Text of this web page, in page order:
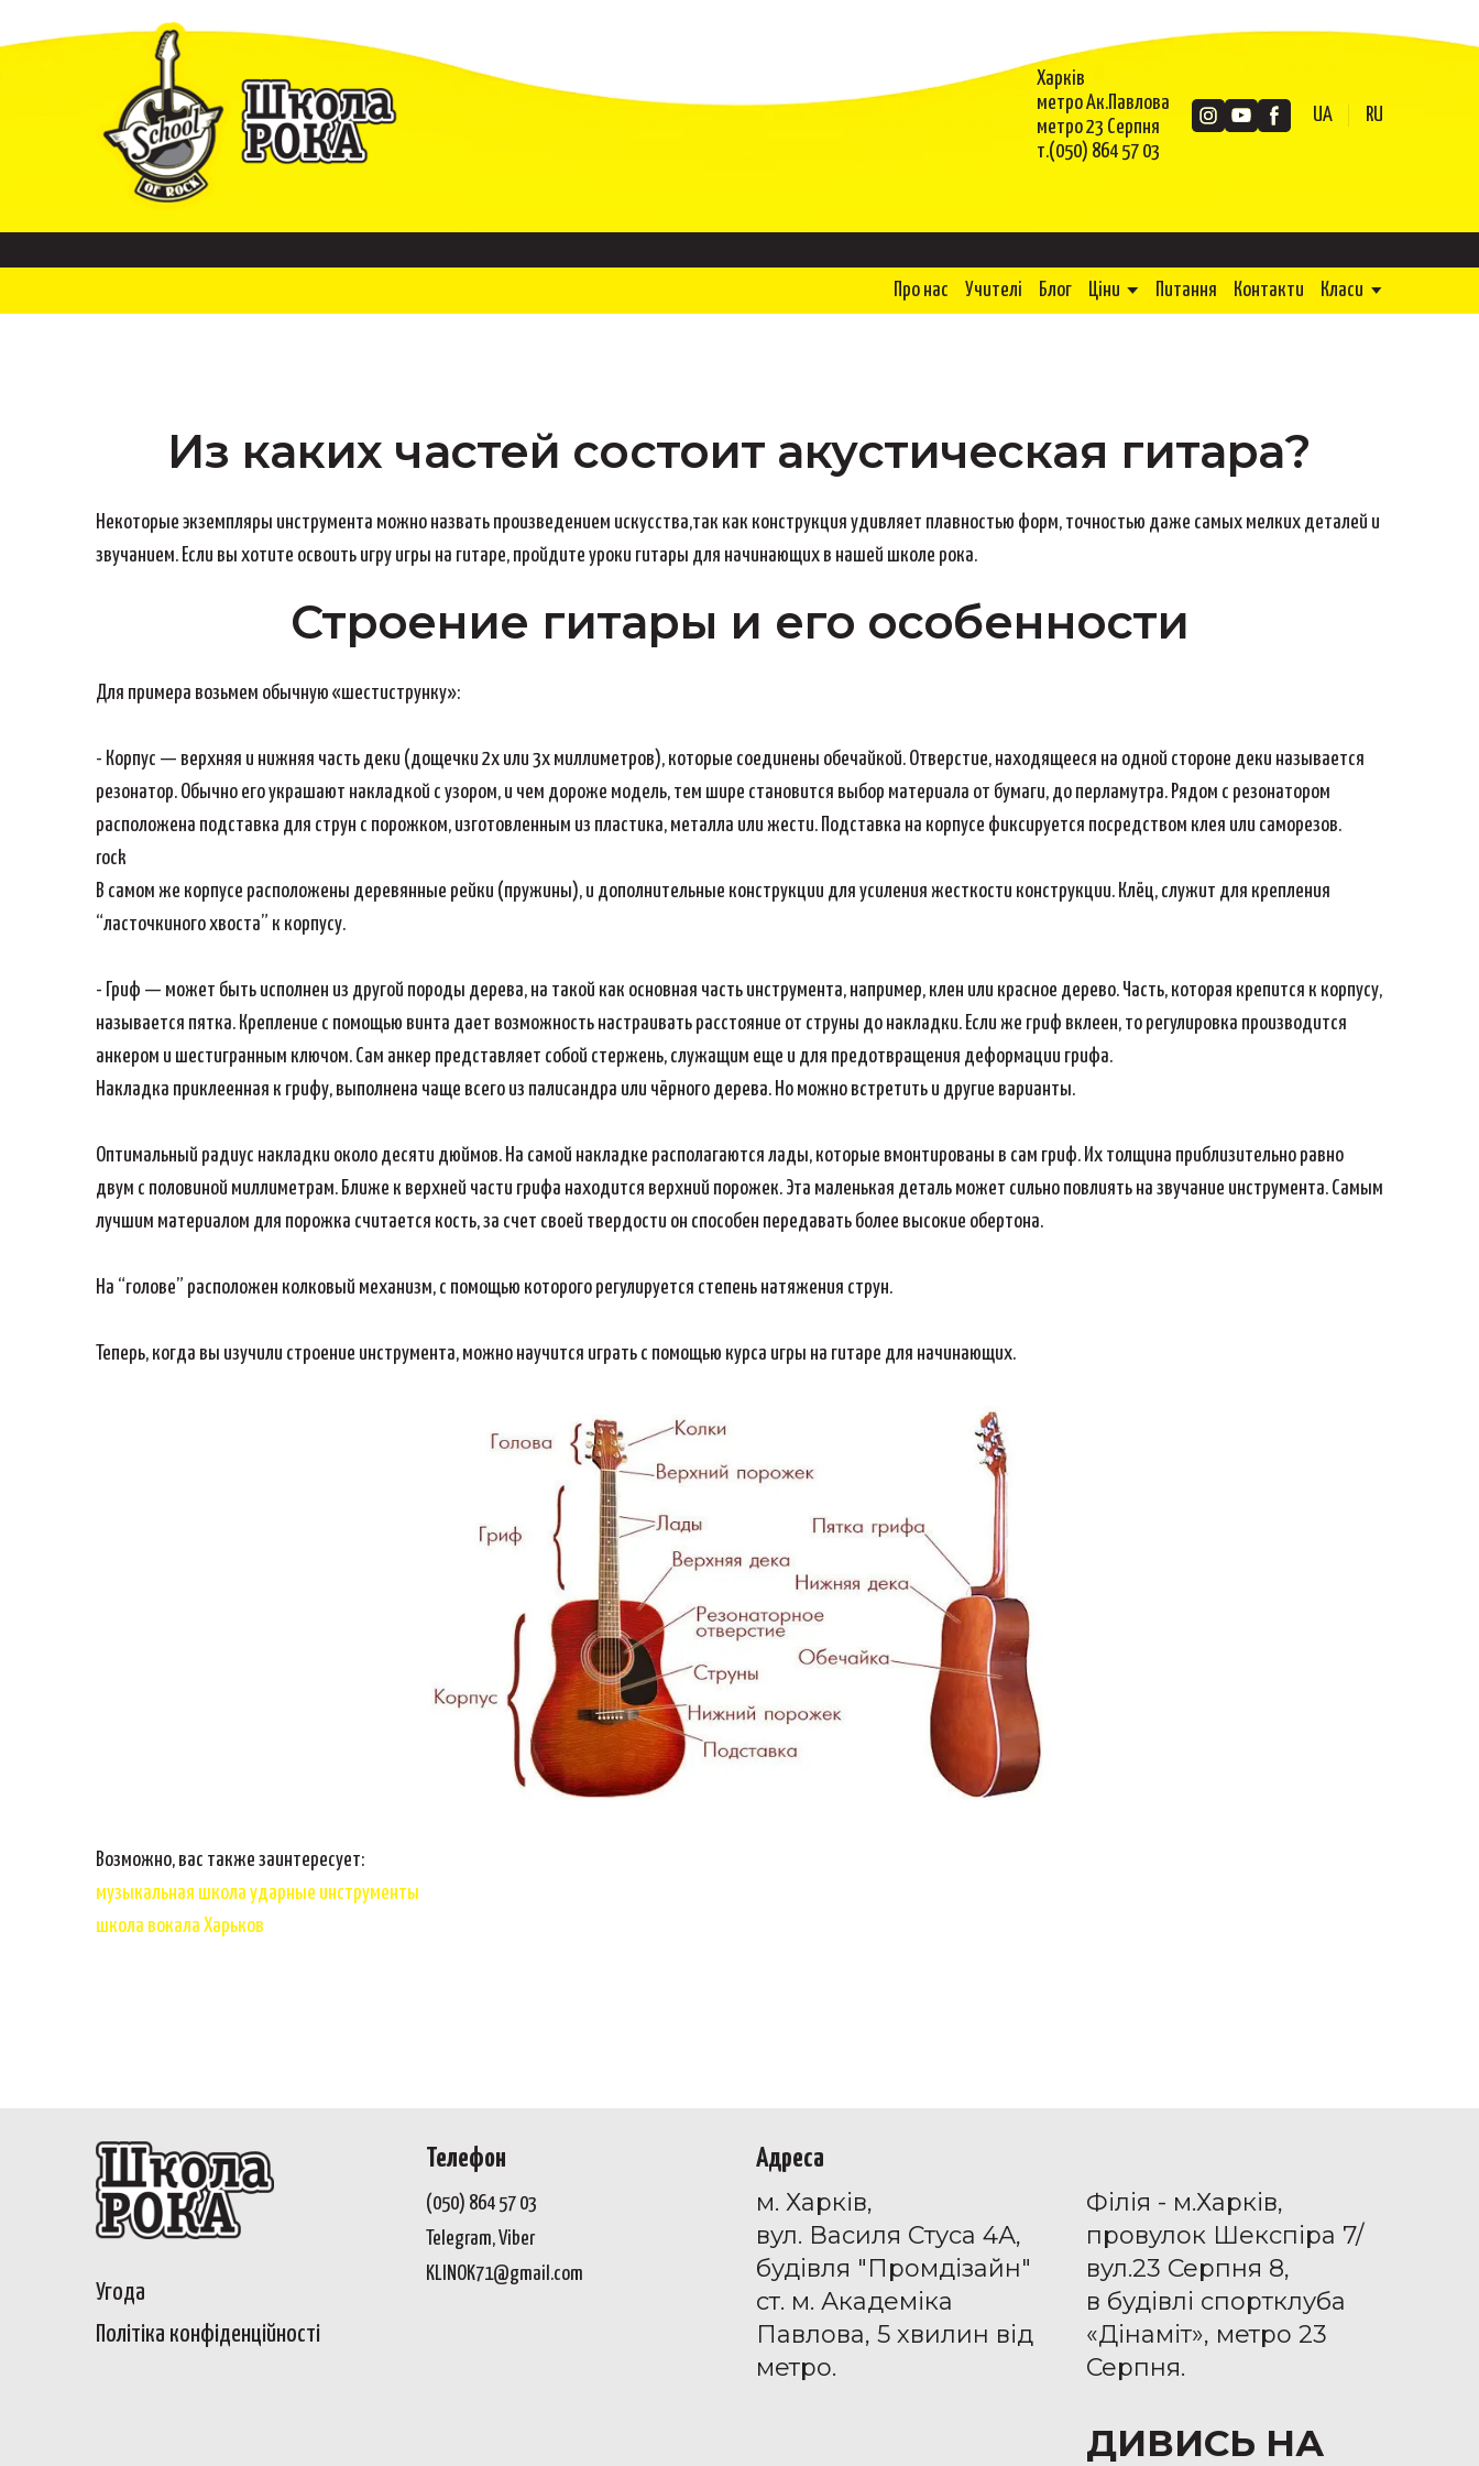
Харків
метро Ак.Павлова
метро 23 Серпня
т.(050) 864 57 03
UA RU
Про нас Учителі Блог Ціни Питання Контакти Класи
Из каких частей состоит акустическая гитара?
Некоторые экземпляры инструмента можно назвать произведением искусства,так как конструкция удивляет плавностью форм, точностью даже самых мелких деталей и
звучанием. Если вы хотите освоить игру игры на гитаре, пройдите уроки гитары для начинающих в нашей школе рока.
Строение гитары и его особенности
Для примера возьмем обычную «шестиструнку»:
- Корпус — верхняя и нижняя часть деки (дощечки 2х или 3х миллиметров), которые соединены обечайкой. Отверстие, находящееся на одной стороне деки называется
резонатор. Обычно его украшают накладкой с узором, и чем дороже модель, тем шире становится выбор материала от бумаги, до перламутра. Рядом с резонатором
расположена подставка для струн с порожком, изготовленным из пластика, металла или жести. Подставка на корпусе фиксируется посредством клея или саморезов.
rock
В самом же корпусе расположены деревянные рейки (пружины), и дополнительные конструкции для усиления жесткости конструкции. Клёц, служит для крепления
“ласточкиного хвоста” к корпусу.
- Гриф — может быть исполнен из другой породы дерева, на такой как основная часть инструмента, например, клен или красное дерево. Часть, которая крепится к корпусу,
называется пятка. Крепление с помощью винта дает возможность настраивать расстояние от струны до накладки. Если же гриф вклеен, то регулировка производится
анкером и шестигранным ключом. Сам анкер представляет собой стержень, служащим еще и для предотвращения деформации грифа.
Накладка приклеенная к грифу, выполнена чаще всего из палисандра или чёрного дерева. Но можно встретить и другие варианты.
Оптимальный радиус накладки около десяти дюймов. На самой накладке располагаются лады, которые вмонтированы в сам гриф. Их толщина приблизительно равно
двум с половиной миллиметрам. Ближе к верхней части грифа находится верхний порожек. Эта маленькая деталь может сильно повлиять на звучание инструмента. Самым
лучшим материалом для порожка считается кость, за счет своей твердости он способен передавать более высокие обертона.
На “голове” расположен колковый механизм, с помощью которого регулируется степень натяжения струн.
Теперь, когда вы изучили строение инструмента, можно научится играть с помощью курса игры на гитаре для начинающих.
Возможно, вас также заинтересует:
музыкальная школа ударные инструменты
школа вокала Харьков
Угода
Політіка конфіденційності
Телефон
(050) 864 57 03
Telegram, Viber
KLINOK71@gmail.com
Адреса
м. Харків,
вул. Василя Стуса 4А,
будівля "Промдізайн"
ст. м. Академіка
Павлова, 5 хвилин від
метро.
Філія - м.Харків,
провулок Шекспіра 7/
вул.23 Серпня 8,
в будівлі спортклуба
«Дінаміт», метро 23
Серпня.
ДИВИСЬ НА